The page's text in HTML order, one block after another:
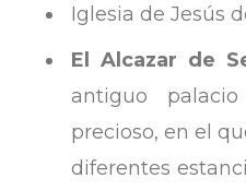
Iglesia de Jesús
El Alcazar de
antiguo
precioso, en el
diferentes